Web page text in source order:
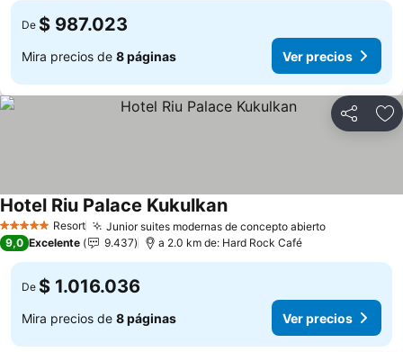
De $ 987.023
Mira precios de 8 páginas Ver precios
Compartir
5 Estrellas Resort Junior suites modernas de concepto abiertoVer precios
Hotel Riu Palace KukulkanVer precios
9,0 Excelente 9.437 a 2.0 km de: Hard Rock Café
De $ 1.016.036
Mira precios de 8 páginas Ver precios